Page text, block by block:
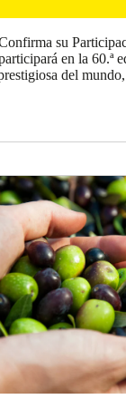
su
en la 60.ª
del